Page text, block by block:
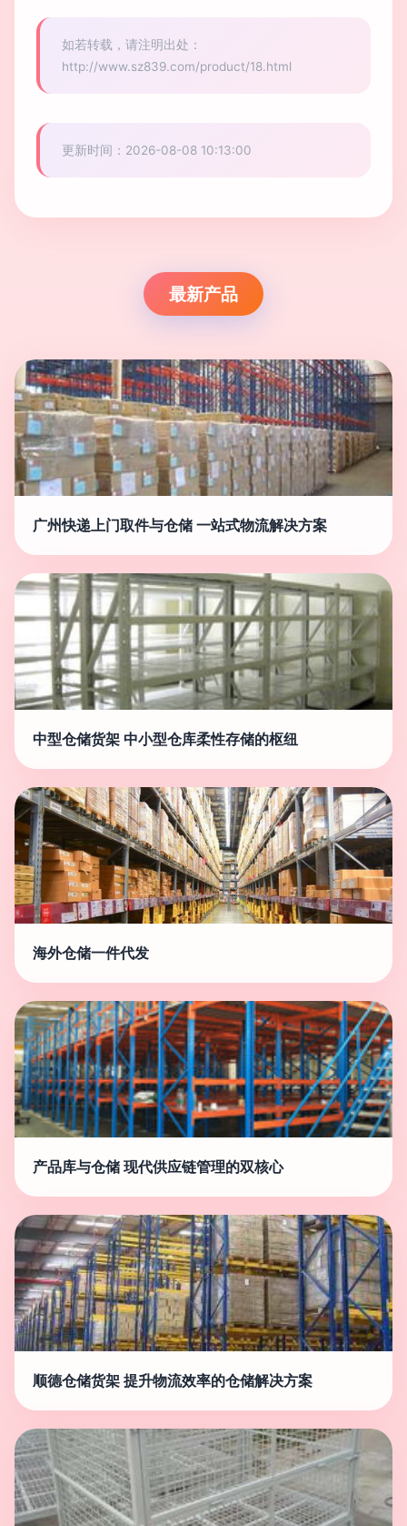
如若转载，请注明出处：
http://www.sz839.com/product/18.html
更新时间：2026-08-08 10:13:00
最新产品
广州快递上门取件与仓储 一站式物流解决方案
中型仓储货架 中小型仓库柔性存储的枢纽
海外仓储一件代发
产品库与仓储 现代供应链管理的双核心
顺德仓储货架 提升物流效率的仓储解决方案